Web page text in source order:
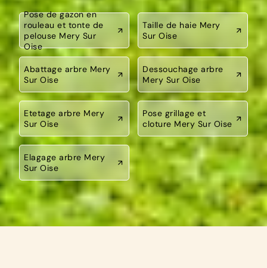
Pose de gazon en
rouleau et tonte de
pelouse Mery Sur
Oise
Taille de haie Mery
Sur Oise
Abattage arbre Mery
Sur Oise
Dessouchage arbre
Mery Sur Oise
Etetage arbre Mery
Sur Oise
Pose grillage et
cloture Mery Sur Oise
Elagage arbre Mery
Sur Oise